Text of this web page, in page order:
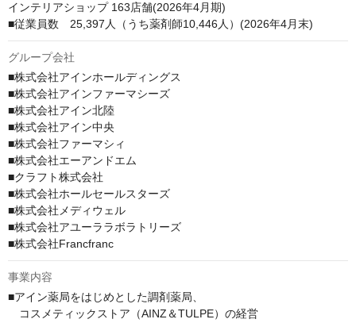
インテリアショップ 163店舗(2026年4月期)
■従業員数　25,397人（うち薬剤師10,446人）(2026年4月末)
グループ会社
■株式会社アインホールディングス
■株式会社アインファーマシーズ
■株式会社アイン北陸
■株式会社アイン中央
■株式会社ファーマシィ
■株式会社エーアンドエム
■クラフト株式会社
■株式会社ホールセールスターズ
■株式会社メディウェル
■株式会社アユーララボラトリーズ
■株式会社Francfranc
事業内容
■アイン薬局をはじめとした調剤薬局、
コスメティックストア（AINZ＆TULPE）の経営